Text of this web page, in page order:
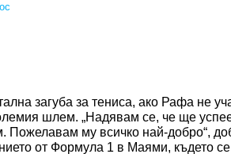
загуба за тениса, ако Рафа не
шлем. „Надявам се, че ще
Пожелавам му всичко най-добро“,
от Формула 1 в Маями, където се